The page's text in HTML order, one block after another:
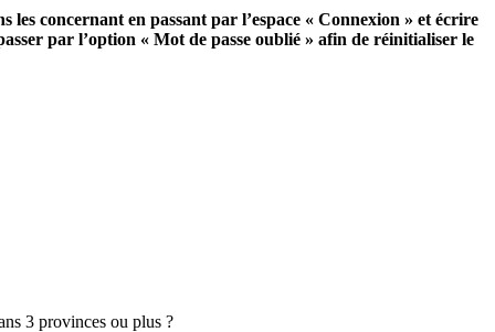
concernant en passant par l’espace « Connexion » et écrire
par l’option « Mot de passe oublié » afin de réinitialiser le
3 provinces ou plus ?